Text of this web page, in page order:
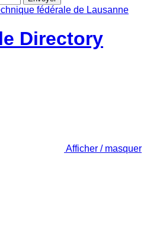
Directory
Afficher / masquer